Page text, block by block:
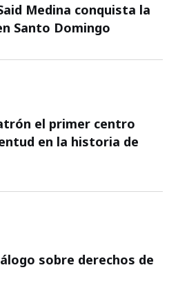
Medina conquista la
Santo Domingo
el primer centro
en la historia de
sobre derechos de